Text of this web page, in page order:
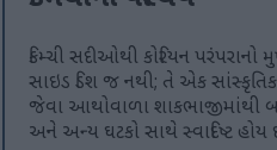
કિમ્ચી સદીઓથી કોરિયન
સાઇડ ડિશ જ નથી; તે એક
જેવા આથોવાળા શાકભાજીમાંથી
અને અન્ય ઘટકો સાથે સ્વાદિષ્ટ હોય